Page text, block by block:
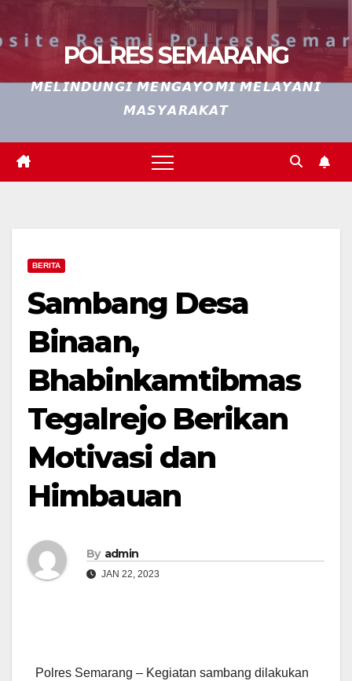
POLRES SEMARANG
𝙈𝙀𝙇𝙄𝙉𝘿𝙐𝙉𝙂𝙄 𝙈𝙀𝙉𝙂𝘼𝙔𝙊𝙈𝙄 𝙈𝙀𝙇𝘼𝙔𝘼𝙉𝙄
𝙈𝘼𝙎𝙔𝘼𝙍𝘼𝙆𝘼𝙏
BERITA
Sambang Desa
Binaan,
Bhabinkamtibmas
Tegalrejo Berikan
Motivasi dan
Himbauan
By admin
JAN 22, 2023
Polres Semarang – Kegiatan sambang dilakukan